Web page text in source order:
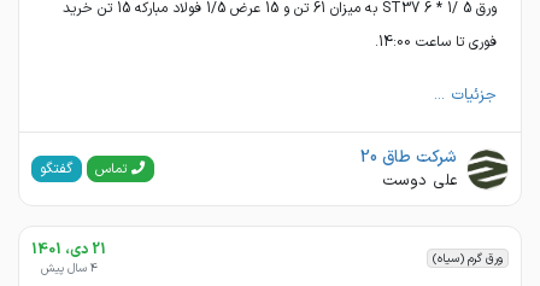
ورق ST37 6 * 1/ 5 به میزان 61 تن و 15 عرض 1/5 فولاد مبارکه 15 تن خرید
فوری تا ساعت 14:00.
جزئیات ...
شرکت طاق 20
علی دوست تماس گفتگو
ورق گرم (سیاه) 21 دی، 1401
4 سال پیش